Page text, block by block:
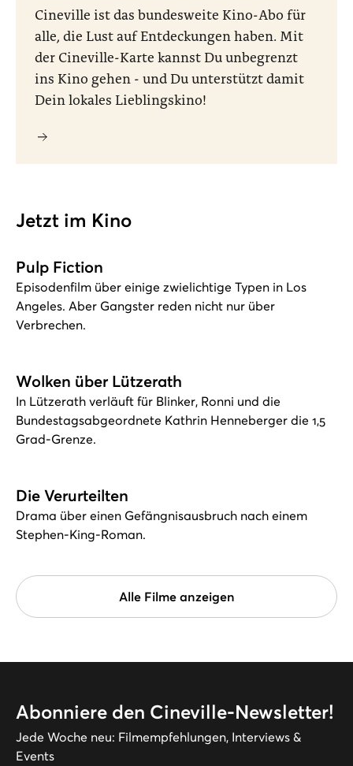
Cineville ist das bundesweite Kino-Abo für
alle, die Lust auf Entdeckungen haben. Mit
der Cineville-Karte kannst Du unbegrenzt
ins Kino gehen - und Du unterstützt damit
Dein lokales Lieblingskino!
Jetzt im Kino
Pulp Fiction
Episodenfilm über einige zwielichtige Typen in Los
Angeles. Aber Gangster reden nicht nur über
Verbrechen.
Wolken über Lützerath
In Lützerath verläuft für Blinker, Ronni und die
Bundestagsabgeordnete Kathrin Henneberger die 1,5
Grad-Grenze.
Die Verurteilten
Drama über einen Gefängnisausbruch nach einem
Stephen-King-Roman.
Alle Filme anzeigen
Abonniere den Cineville-Newsletter!
Jede Woche neu: Filmempfehlungen, Interviews &
Events